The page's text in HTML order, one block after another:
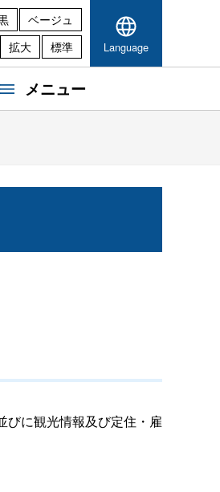
ベージュ
拡大 標準 Language
メニュー
びに観光情報及び定住・雇